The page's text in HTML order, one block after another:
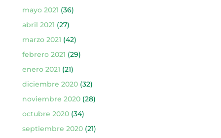
mayo 2021 (36)
abril 2021 (27)
marzo 2021 (42)
febrero 2021 (29)
enero 2021 (21)
diciembre 2020(32)
noviembre 2020(28)
octubre 2020(34)
septiembre 2020(21)